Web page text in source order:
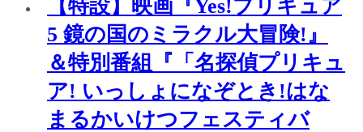
【特設】映画『Yes!プリキュア
5 鏡の国のミラクル大冒険!』
＆特別番組『「名探偵プリキュ
ア! いっしょになぞとき!はな
まるかいけつフェスティバ